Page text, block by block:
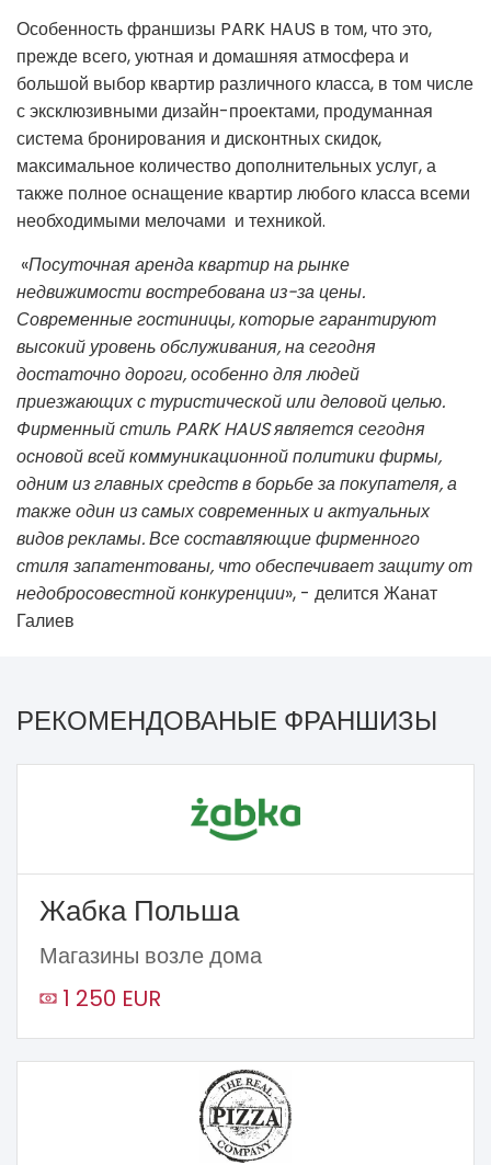
Особенность франшизы PARK HAUS в том, что это,
прежде всего, уютная и домашняя атмосфера и
большой выбор квартир различного класса, в том числе
с эксклюзивными дизайн-проектами, продуманная
система бронирования и дисконтных скидок,
максимальное количество дополнительных услуг, а
также полное оснащение квартир любого класса всеми
необходимыми мелочами и техникой.
«Посуточная аренда квартир на рынке
недвижимости востребована из-за цены.
Современные гостиницы, которые гарантируют
высокий уровень обслуживания, на сегодня
достаточно дороги, особенно для людей
приезжающих с туристической или деловой целью.
Фирменный стиль PARK HAUS является сегодня
основой всей коммуникационной политики фирмы,
одним из главных средств в борьбе за покупателя, а
также один из самых современных и актуальных
видов рекламы. Все составляющие фирменного
стиля запатентованы, что обеспечивает защиту от
недобросовестной конкуренции», - делится Жанат
Галиев
РЕКОМЕНДОВАНЫЕ ФРАНШИЗЫ
Жабка Польша
Магазины возле дома
1 250 EUR